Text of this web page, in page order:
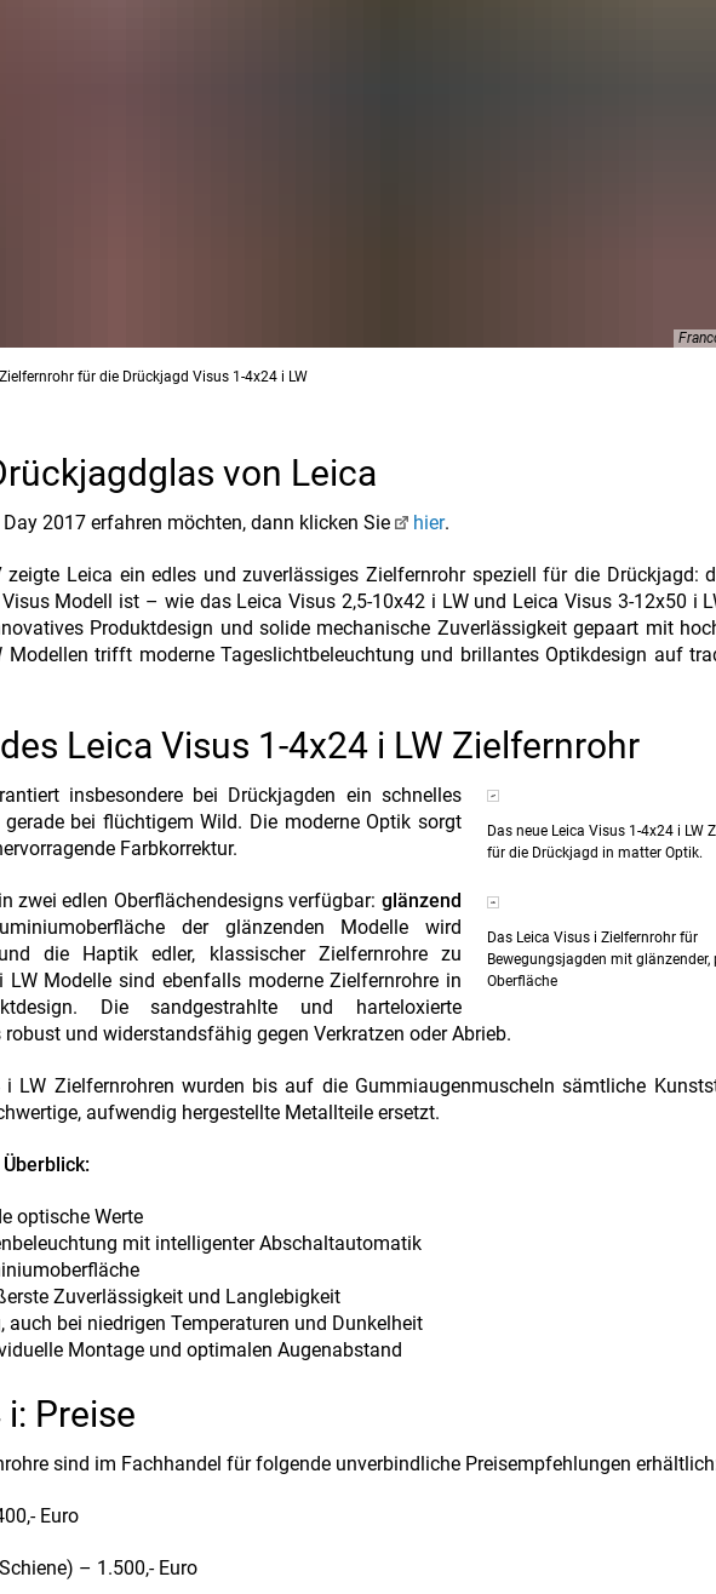
für die Drückjagd Visus 1-4x24 i LW
von Leica
2017 erfahren möchten, dann klicken Sie hier.
Leica ein edles und zuverlässiges Zielfernrohr speziell für die Drückjagd:
Modell ist – wie das Leica Visus 2,5-10x42 i LW und Leica Visus 3-12x50 i
Produktdesign und solide mechanische Zuverlässigkeit gepaart mit
Modellen trifft moderne Tageslichtbeleuchtung und brillantes Optikdesign auf
Leica Visus 1-4x24 i LW Zielfernrohr
Das neue Leica Visus 1-4x24 i LW
für die Drückjagd in matter Optik.
Das Leica Visus i Zielfernrohr für
Bewegungsjagden mit glänzender,
Oberfläche
insbesondere bei Drückjagden ein schnelles
bei flüchtigem Wild. Die moderne Optik sorgt
Farbkorrektur.
zwei edlen Oberflächendesigns verfügbar: glänzend
der glänzenden Modelle wird
die Haptik edler, klassischer Zielfernrohre zu
Modelle sind ebenfalls moderne Zielfernrohre in
Die sandgestrahlte und harteloxierte
und widerstandsfähig gegen Verkratzen oder Abrieb.
LW Zielfernrohren wurden bis auf die Gummiaugenmuscheln sämtliche
aufwendig hergestellte Metallteile ersetzt.
optische Werte
mit intelligenter Abschaltautomatik
Zuverlässigkeit und Langlebigkeit
bei niedrigen Temperaturen und Dunkelheit
Montage und optimalen Augenabstand
Preise
sind im Fachhandel für folgende unverbindliche Preisempfehlungen
Euro
– 1.500,- Euro